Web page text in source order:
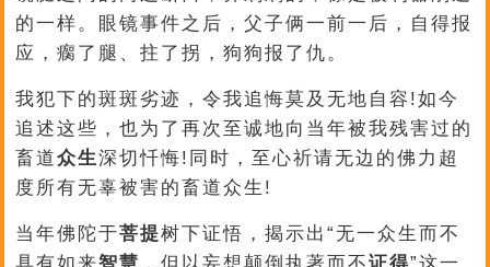
的一样。眼镜事件之后，父子俩一前一后，自得报
应，瘸了腿、拄了拐，狗狗报了仇。
我犯下的斑斑劣迹，令我追悔莫及无地自容!如今
追述这些，也为了再次至诚地向当年被我残害过的
畜道众生深切忏悔!同时，至心祈请无边的佛力超
度所有无辜被害的畜道众生!
当年佛陀于菩提树下证悟，揭示出“无一众生而不